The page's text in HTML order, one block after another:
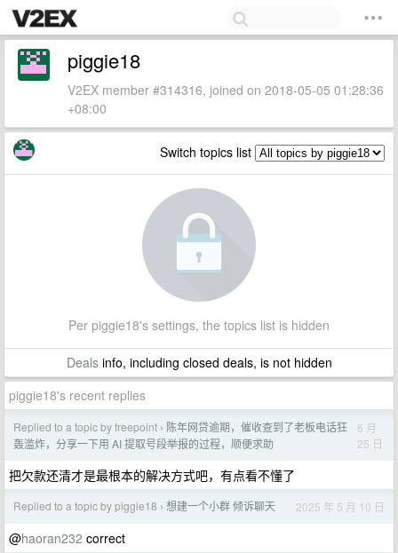
piggie18
V2EX member #314316, joined on 2018-05-05 01:28:36
+08:00
Switch topics list
Per piggie18's settings, the topics list is hidden
Dealsinfo, including closed deals, is not hidden
piggie18's recent replies
Replied to a topic by freepoint › 陈年网贷逾期，催收查到了老板电话狂
轰滥炸，分享一下用 AI 提取号段举报的过程，顺便求助
6 月
25 日
把欠款还清才是最根本的解决方式吧，有点看不懂了
Replied to a topic by piggie18 › 想建一个小群 倾诉聊天 2025 年 5 月 10 日
@haoran232 correct